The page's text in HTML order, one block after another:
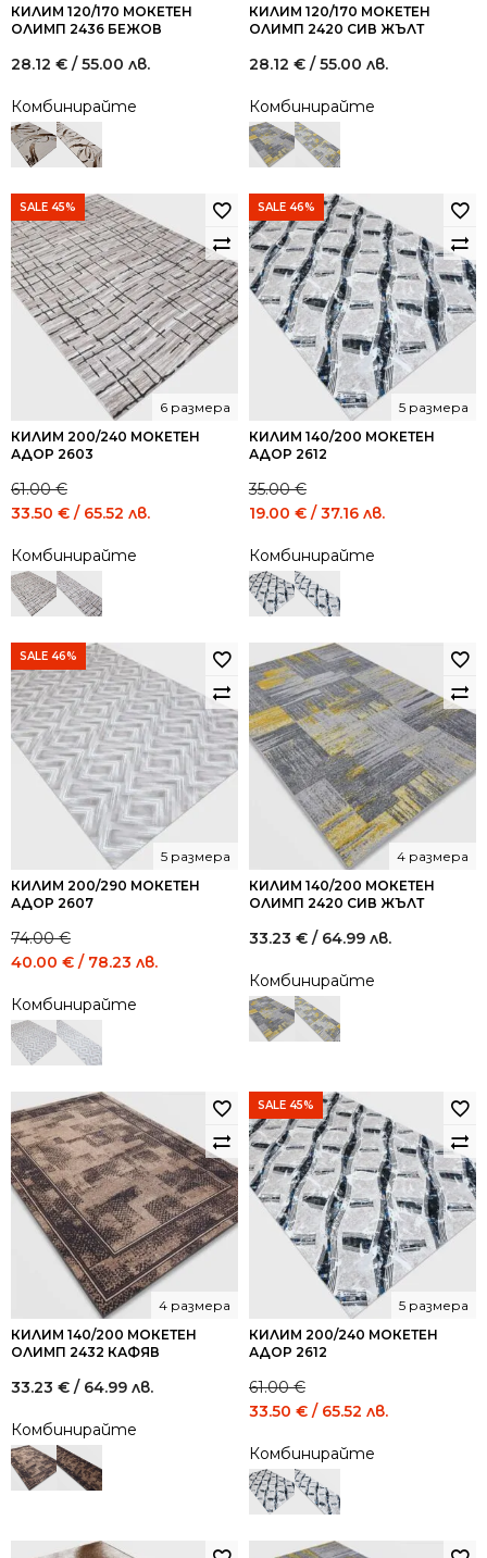
КИЛИМ 120/170 МОКЕТЕН
ОЛИМП 2436 БЕЖОВ
28.12 € / 55.00 лв.
Комбинирайте
КИЛИМ 120/170 МОКЕТЕН
ОЛИМП 2420 СИВ ЖЪЛТ
28.12 € / 55.00 лв.
Комбинирайте
SALE 45%
КИЛИМ 200/240 МОКЕТЕН
АДОР 2603
6 размера
61.00€
Original
was:
61.00 €
/
лв..
33.50 € / 65.52 лв.
Комбинирайте
SALE 46%
КИЛИМ 140/200 МОКЕТЕН
АДОР 2612
5 размера
35.00€
Original
was:
35.00 €
/
лв..
19.00 € / 37.16 лв.
лв..
Комбинирайте
SALE 46%
КИЛИМ 200/290 МОКЕТЕН
АДОР 2607
5 размера
74.00€
Original
was:
74.00 €
/
лв..
40.00 € / 78.23 лв.
лв..
Комбинирайте
КИЛИМ 140/200 МОКЕТЕН
ОЛИМП 2420 СИВ ЖЪЛТ
4 размера
33.23 € / 64.99 лв.
Комбинирайте
КИЛИМ 140/200 МОКЕТЕН
ОЛИМП 2432 КАФЯВ
4 размера
33.23 € / 64.99 лв.
Комбинирайте
SALE 45%
КИЛИМ 200/240 МОКЕТЕН
АДОР 2612
5 размера
61.00€
Original
was:
61.00 €
/
лв..
33.50 € / 65.52 лв.
лв..
Комбинирайте